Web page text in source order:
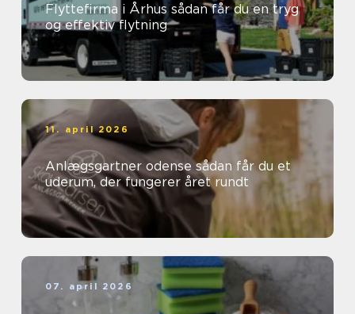
Flyttefirma i Århus sådan får du en tryg
og effektiv flytning
11. april 2026
Anlægsgartner odense sådan får du et
uderum, der fungerer året rundt
07. april 2026